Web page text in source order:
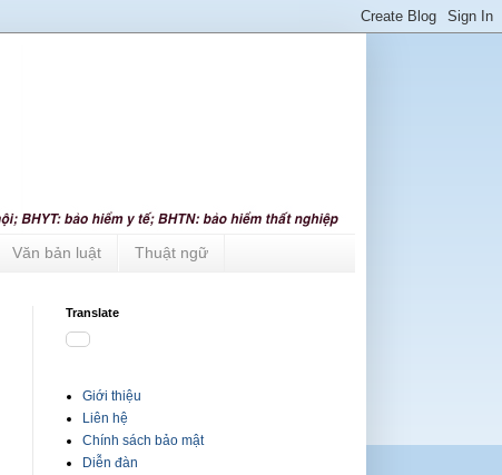
Văn bản luật Thuật ngữ
Translate
Giới thiệu
Liên hệ
Chính sách bảo mật
Diễn đàn